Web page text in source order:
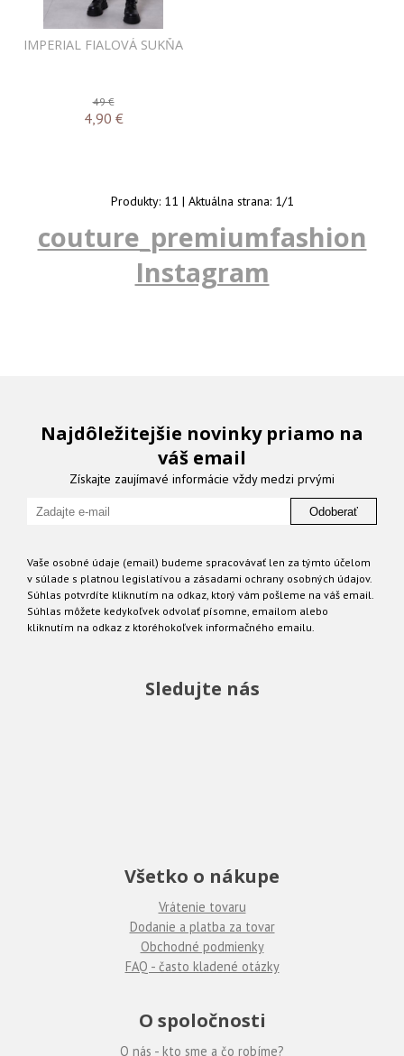
IMPERIAL FIALOVÁ SUKŇA
49 €
4,90 €
Produkty: 11 | Aktuálna strana: 1/1
couture_premiumfashion
Instagram
Najdôležitejšie novinky priamo na
váš email
Získajte zaujímavé informácie vždy medzi prvými
Odoberať
Vaše osobné údaje (email) budeme spracovávať len za týmto účelom
v súlade s platnou legislatívou a zásadami ochrany osobných údajov.
Súhlas potvrdíte kliknutím na odkaz, ktorý vám pošleme na váš email.
Súhlas môžete kedykoľvek odvolať písomne, emailom alebo
kliknutím na odkaz z ktoréhokoľvek informačného emailu.
Sledujte nás
Všetko o nákupe
Vrátenie tovaru
Dodanie a platba za tovar
Obchodné podmienky
FAQ - často kladené otázky
O spoločnosti
O nás - kto sme a čo robíme?